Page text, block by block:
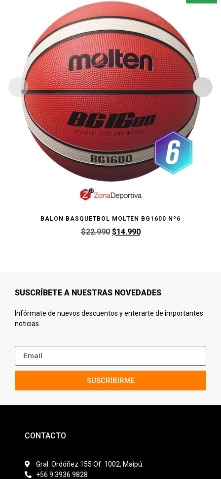
BALON BASQUETBOL MOLTEN BG1600 Nº6
$22.990 $14.990
SUSCRÍBETE A NUESTRAS NOVEDADES
Infórmate de nuevos descuentos y enterarte de importantes
noticias.
SUSCRIBIRME
CONTACTO
Gral. Ordóñez 155 Of. 1002, Maipú.
+56 9 3936 9828